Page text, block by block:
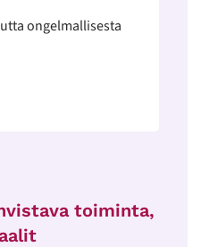
ongelmallisesta
toiminta,